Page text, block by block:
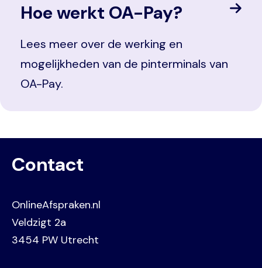
Hoe werkt OA-Pay?
Lees meer over de werking en
mogelijkheden van de pinterminals van
OA-Pay.
Contact
OnlineAfspraken.nl
Veldzigt 2a
3454 PW Utrecht